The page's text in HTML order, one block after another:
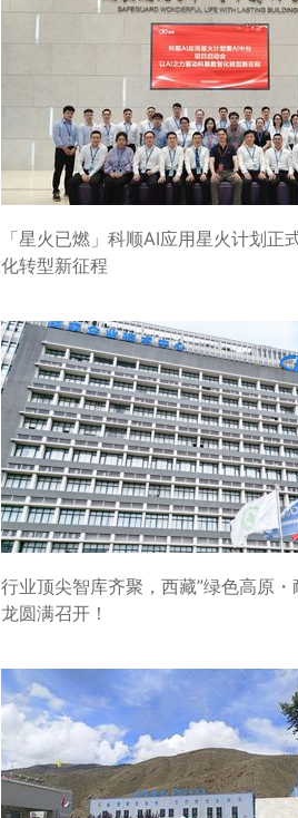
「星火已燃」科顺AI应用星火计划正
化转型新征程
行业顶尖智库齐聚，西藏”绿色高原・
龙圆满召开！